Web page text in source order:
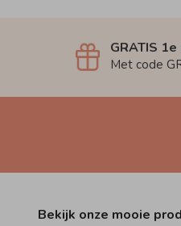
GRATIS
Met code
Bekijk onze mooie